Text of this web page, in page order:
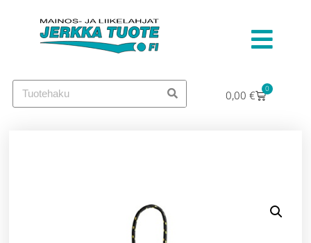
0,00 € 0